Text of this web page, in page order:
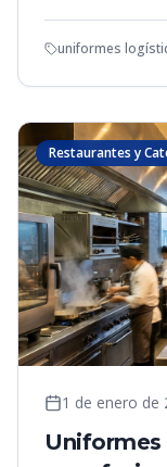
uniformes
Restaurantes y
1 de enero de